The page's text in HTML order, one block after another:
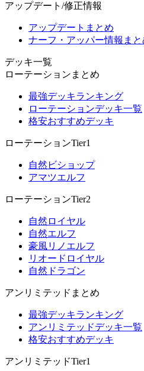
アップデート/修正情報
アップデートまとめ
ナーフ・アッパー情報まと
デッキ一覧
ローテーションまとめ
最強デッキランキング
ローテーションデッキ一覧
格安おすすめデッキ
ローテーションTier1
自然ビショップ
アマツエルフ
ローテーションTier2
自然ロイヤル
自然エルフ
豪風リノエルフ
リオードロイヤル
自然ドラゴン
アンリミテッドまとめ
最強デッキランキング
アンリミテッドデッキ一覧
格安おすすめデッキ
アンリミテッドTier1